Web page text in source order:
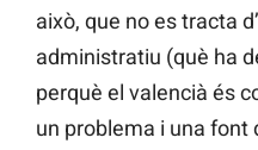
això, que no es tracta
administratiu (què ha
perquè el valencià és
un problema i una font